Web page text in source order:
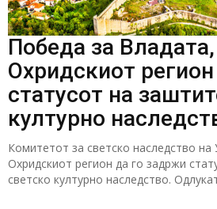
Победа за Владата,
Охридскиот
статусот на
културно
Комитетот за светско наследство
Охридскиот регион да го задржи
светско културно наследство.